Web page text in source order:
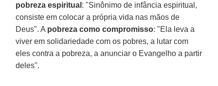
pobreza espiritual : "Sinônimo de infância espiritual,
consiste em colocar a própria vida nas mãos de
Deus". A pobreza como compromisso: "Ela leva a
viver em solidariedade com os pobres, a lutar com
eles contra a pobreza, a anunciar o Evangelho a partir
deles".